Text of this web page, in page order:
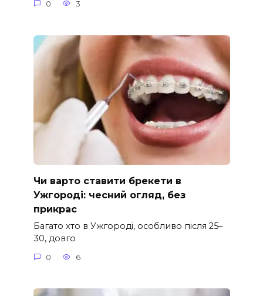
0 3
Чи варто ставити брекети в
Ужгороді: чесний огляд, без
прикрас
Багато хто в Ужгороді, особливо після 25–
30, довго
0 6